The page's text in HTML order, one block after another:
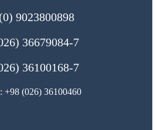
9023800898 (0) 98+
36679084-7 (026) 98+
36100168-7 (026) 98+
36100460 (026) 98+ : تلفکس